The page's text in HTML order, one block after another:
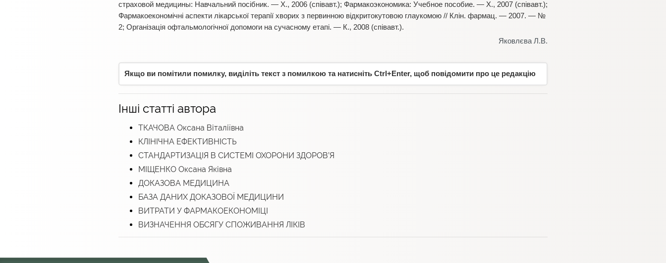
страховой медицины: Навчальний посібник. — Х., 2006 (співавт.); Фармакоэкономика: Учебное пособие. — Х., 2007 (співавт.);
Фармакоекономічні аспекти лікарської терапії хворих з первинною відкритокутовою глаукомою // Клін. фармац. — 2007. — №
2; Організація офтальмологічної допомоги на сучасному етапі. — К., 2008 (співавт.).
Яковлєва Л.В.
Якщо ви помітили помилку, виділіть текст з помилкою та натисніть Ctrl+Enter, щоб повідомити про це редакцію
Інші статті автора
ТКАЧОВА Оксана Віталіївна
КЛІНІЧНА ЕФЕКТИВНІСТЬ
СТАНДАРТИЗАЦІЯ В СИСТЕМІ ОХОРОНИ ЗДОРОВ’Я
МІЩЕНКО Оксана Яківна
ДОКАЗОВА МЕДИЦИНА
БАЗА ДАНИХ ДОКАЗОВОЇ МЕДИЦИНИ
ВИТРАТИ У ФАРМАКОЕКОНОМІЦІ
ВИЗНАЧЕННЯ ОБСЯГУ СПОЖИВАННЯ ЛІКІВ